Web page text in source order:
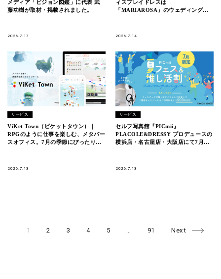
メディア「ビジョン図鑑」に代表 武
藤功樹が取材・掲載されました。
2026.7.17
ィスプレイドレスは
「MARIAROSA」のウェディングド
2026.7.14
サービス
ViKet Town（ビケットタウン）｜
RPGのように仕事を楽しむ、メタバー
スオフィス。7月の季節にぴったりの
2026.7.13
サービス
セルフ写真館『PICmii』
PLACOLE&DRESSY プロデュースの
横浜店・名古屋店・大阪店にて7月
2026.7.13
Posts1 2 3 4 5 91 Next